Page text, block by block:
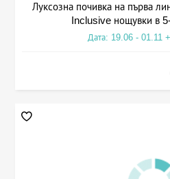
Луксозна почивка на първа
Inclusive нощувки в
Дата: 19.06 - 01.11